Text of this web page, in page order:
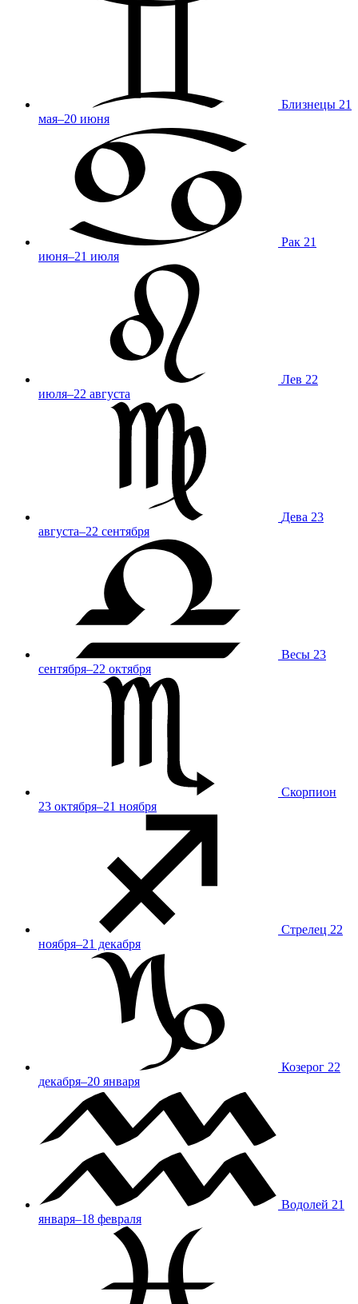
Близнецы 21
мая–20 июня
Рак 21
июня–21 июля
Лев 22
июля–22 августа
Дева 23
августа–22 сентября
Весы 23
сентября–22 октября
Скорпион
23 октября–21 ноября
Стрелец 22
ноября–21 декабря
Козерог 22
декабря–20 января
Водолей 21
января–18 февраля